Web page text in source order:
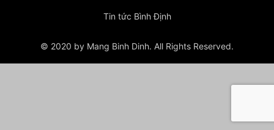
Tin tức Bình Định
© 2020 by Mang Binh Dinh. All Rights Reserved.